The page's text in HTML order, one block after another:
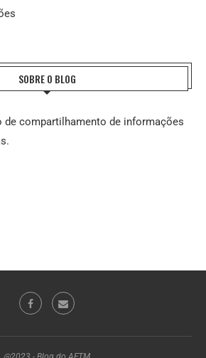
SOBRE O BLOG
de compartilhamento de informações